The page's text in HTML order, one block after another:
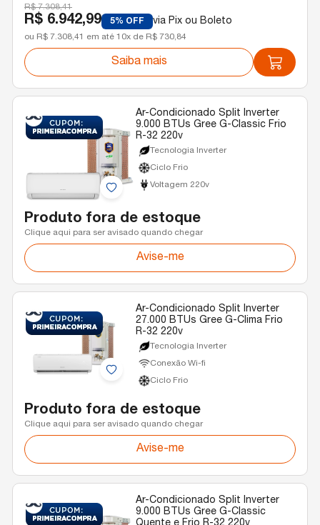
R$ 7.308,41
R$ 6.942,99 5% OFF via Pix ou Boleto
ou R$ 7.308,41 em até 10x de R$ 730,84
Saiba mais
Ar-Condicionado Split Inverter
9.000 BTUs Gree G-Classic Frio
R-32 220v
Tecnologia Inverter
Ciclo Frio
Voltagem 220v
Produto fora de estoque
Clique aqui para ser avisado quando chegar
Avise-me
Ar-Condicionado Split Inverter
27.000 BTUs Gree G-Clima Frio
R-32 220v
Tecnologia Inverter
Conexão Wi-fi
Ciclo Frio
Produto fora de estoque
Clique aqui para ser avisado quando chegar
Avise-me
Ar-Condicionado Split Inverter
9.000 BTUs Gree G-Classic